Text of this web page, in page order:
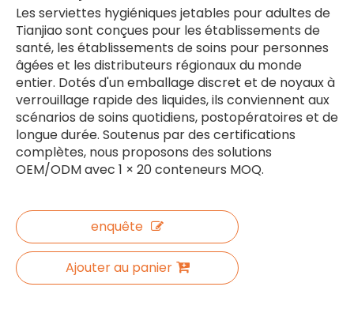
Les serviettes hygiéniques jetables pour adultes de
Tianjiao sont conçues pour les établissements de
santé, les établissements de soins pour personnes
âgées et les distributeurs régionaux du monde
entier. Dotés d'un emballage discret et de noyaux à
verrouillage rapide des liquides, ils conviennent aux
scénarios de soins quotidiens, postopératoires et de
longue durée. Soutenus par des certifications
complètes, nous proposons des solutions
OEM/ODM avec 1 × 20 conteneurs MOQ.
enquête
Ajouter au panier